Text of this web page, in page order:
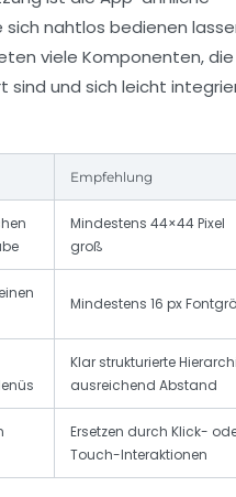
nahtlos bedienen
viele Komponenten,
sind und sich leicht
Empfehlung
Mindestens 44×44 Pixel
groß
Mindestens 16 px
Klar strukturierte
ausreichend Abstand
Ersetzen durch Klick-
Touch-Interaktionen